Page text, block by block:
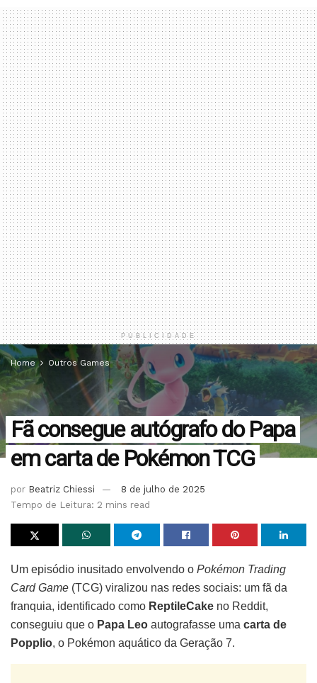
PUBLICIDADE
Home Outros Games
Fã consegue autógrafo do Papa
em carta de Pokémon TCG
por Beatriz Chiessi
8 de julho de 2025
Tempo de Leitura: 2 mins read
Um episódio inusitado envolvendo o Pokémon Trading
Card Game (TCG) viralizou nas redes sociais: um fã da
franquia, identificado como ReptileCake no Reddit,
conseguiu que o Papa Leo autografasse uma carta de
Popplio, o Pokémon aquático da Geração 7.